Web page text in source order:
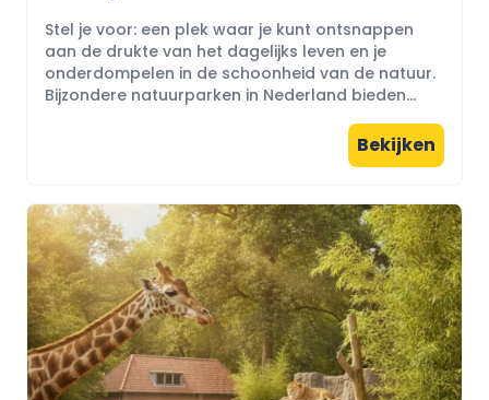
Stel je voor: een plek waar je kunt ontsnappen
aan de drukte van het dagelijks leven en je
onderdompelen in de schoonheid van de natuur.
Bijzondere natuurparken in Nederland bieden...
Bekijken